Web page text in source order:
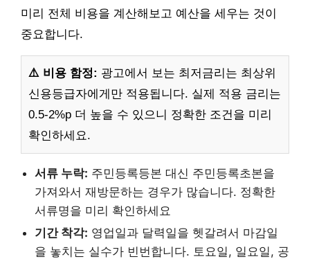
미리 전체 비용을 계산해보고 예산을 세우는 것이
중요합니다.
⚠️ 비용 함정: 광고에서 보는 최저금리는 최상위
신용등급자에게만 적용됩니다. 실제 적용 금리는
0.5-2%p 더 높을 수 있으니 정확한 조건을 미리
확인하세요.
서류 누락: 주민등록등본 대신 주민등록초본을
가져와서 재방문하는 경우가 많습니다. 정확한
서류명을 미리 확인하세요
기간 착각: 영업일과 달력일을 헷갈려서 마감일
을 놓치는 실수가 빈번합니다. 토요일, 일요일, 공